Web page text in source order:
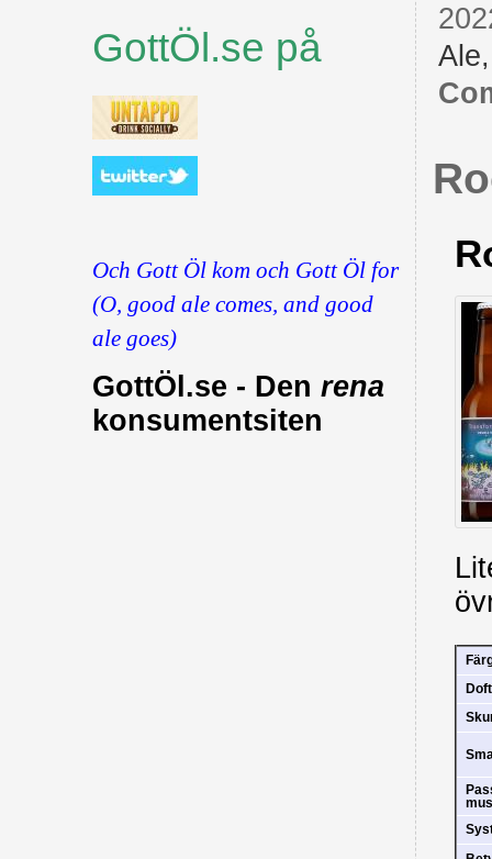
GottÖl.se på
Och Gott Öl kom och Gott Öl for
(O, good ale comes, and good
ale goes)
GottÖl.se - Den rena
konsumentsiten
Doft